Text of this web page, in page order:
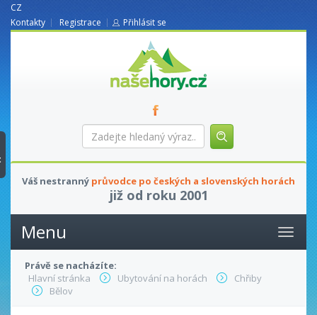
CZ
Kontakty
Registrace Přihlásit se
nasehory.cz
Zadejte
hledaný
Váš nestranný průvodce po českých a slovenských horách
již od roku 2001
Menu
Právě se nacházíte:
Hlavní stránka
Ubytování na horách
Chřiby
Bělov